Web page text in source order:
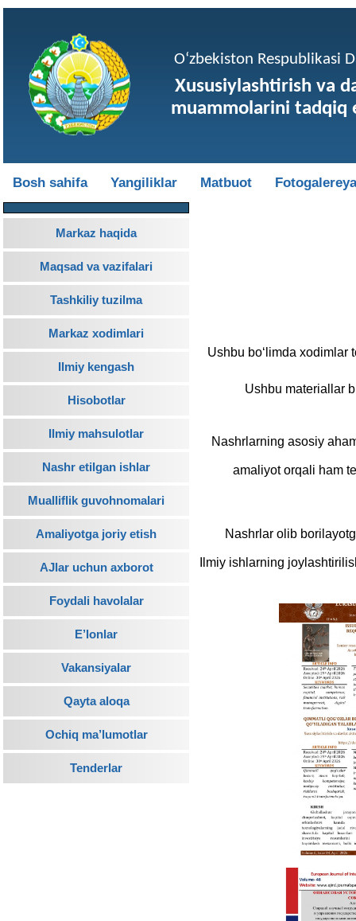
O‘zbekiston Respublikasi
Xususiylashtirish va
muammolarini tadqiq
Bosh sahifa Yangiliklar Matbuot Fotogalereya
Markaz haqida
Maqsad va vazifalari
Tashkiliy tuzilma
Markaz xodimlari
Ilmiy kengash
Hisobotlar
Ilmiy mahsulotlar
Nashr etilgan ishlar
Mualliflik guvohnomalari
Amaliyotga joriy etish
AJlar uchun axborot
Foydali havolalar
E’lonlar
Vakansiyalar
Qayta aloqa
Ochiq ma’lumotlar
Tenderlar
Ushbu bo‘limda xodimlar
Ushbu materiallar
Nashrlarning asosiy
amaliyot orqali ham
Nashrlar olib
Ilmiy ishlarning